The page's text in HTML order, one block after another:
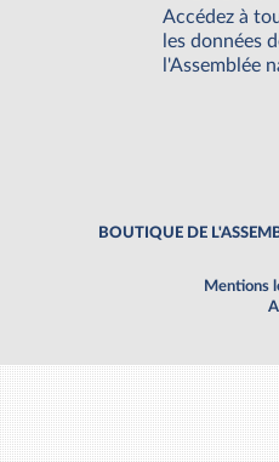
Accédez à
les données
l'Assemblée
BOUTIQUE DE
Mentions